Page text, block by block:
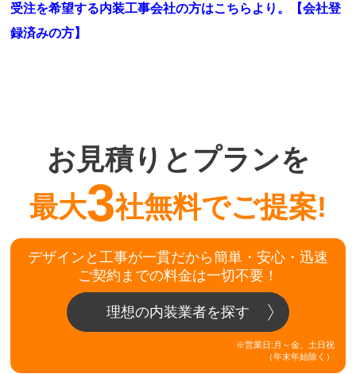
受注を希望する内装工事会社の方はこちらより。
【会社登
録済みの方】
お見積りとプランを
最大3社無料でご提案!
デザインと工事が一貫だから簡単・安心・迅速
ご契約までの料金は一切不要！
理想の内装業者を探す
※営業日:月～金、土日祝
（年末年始除く）